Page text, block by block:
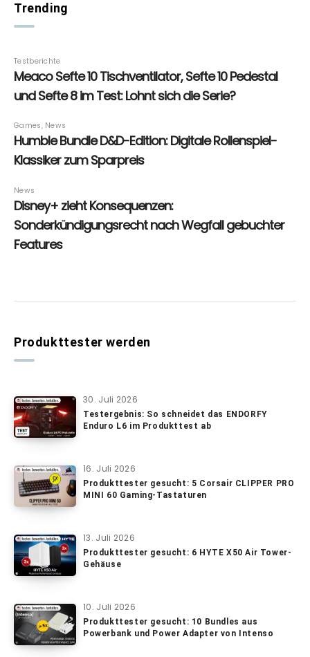
Trending
Produkttester werden
30. Juli 2026
Testergebnis: So schneidet das ENDORFY
Enduro L6 im Produkttest ab
16. Juli 2026
Produkttester gesucht: 5 Corsair CLIPPER PRO
MINI 60 Gaming-Tastaturen
13. Juli 2026
Produkttester gesucht: 6 HYTE X50 Air Tower-
Gehäuse
10. Juli 2026
Produkttester gesucht: 10 Bundles aus
Powerbank und Power Adapter von Intenso